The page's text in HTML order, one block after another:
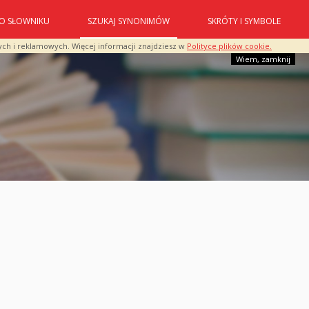
i reklamowych. Więcej informacji znajdziesz w Polityce plików cookie.
Wiem, zamknij
O SŁOWNIKU SZUKAJ SYNONIMÓW SKRÓTY I SYMBOLE